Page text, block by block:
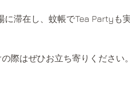
滞在し、蚊帳でTea Partyも
際はぜひお立ち寄りください。